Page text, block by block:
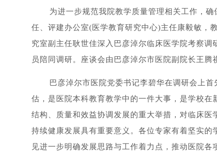
为进一步规范我院教学质量管理相关工作，
任、评建办公室(医学教育研究中心)主任康毅敏，
究室副主任耿世佳深入巴彦淖尔临床医学院考察
员陪同调研。座谈会由巴彦淖尔市医院副院长王腾
巴彦淖尔市医院党委书记李碧华在调研会上
估，是医院本科教育教学中的一件大事，是学校
结构、质量和效益协调发展的重大举措，对临床
持续健康发展具有重要意义。各位专家有着坚实
见进一步明确发展思路与工作着力点，推动医院